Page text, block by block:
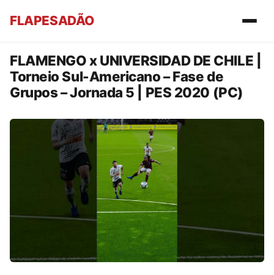
FLAPESADÃO
FLAMENGO x UNIVERSIDAD DE CHILE |
Torneio Sul-Americano – Fase de
Grupos – Jornada 5 | PES 2020 (PC)